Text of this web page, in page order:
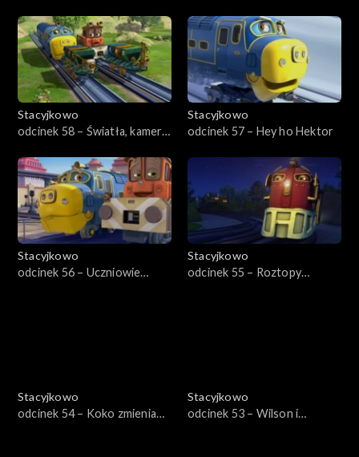
Stacyjkowo
odcinek 58 – Światła, kamera,
Stacyjkowo
odcinek 57 – Hey ho Hektor
Stacyjkowo
odcinek 56 – Uczniowie
Stacyjkowo
odcinek 55 – Roztopy
Stacyjkowo
odcinek 54 – Koko zmienia
Stacyjkowo
odcinek 53 – Wilson i